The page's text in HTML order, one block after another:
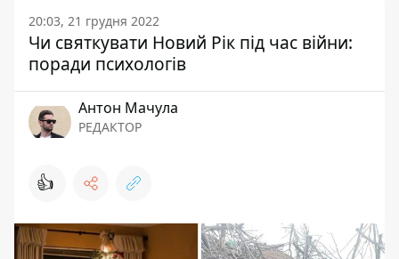
20:03, 21 грудня 2022
Чи святкувати Новий Рік під час війни:
поради психологів
Антон Мачула
РЕДАКТОР
👍